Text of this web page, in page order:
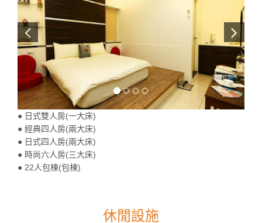
● 日式雙人房(一大床)
● 經典四人房(兩大床)
● 日式四人房(兩大床)
● 時尚六人房(三大床)
● 22人包棟(包棟)
休閒設施